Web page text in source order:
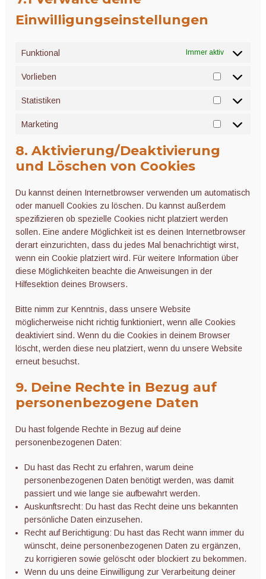
Einwilligungseinstellungen
Funktional Immer aktiv
Vorlieben
Vorlieben
Statistiken
Statistiken
Marketing
Marketing
8. Aktivierung/Deaktivierung
und Löschen von Cookies
Du kannst deinen Internetbrowser verwenden um automatisch
oder manuell Cookies zu löschen. Du kannst außerdem
spezifizieren ob spezielle Cookies nicht platziert werden
sollen. Eine andere Möglichkeit ist es deinen Internetbrowser
derart einzurichten, dass du jedes Mal benachrichtigt wirst,
wenn ein Cookie platziert wird. Für weitere Information über
diese Möglichkeiten beachte die Anweisungen in der
Hilfesektion deines Browsers.
Bitte nimm zur Kenntnis, dass unsere Website
möglicherweise nicht richtig funktioniert, wenn alle Cookies
deaktiviert sind. Wenn du die Cookies in deinem Browser
löscht, werden diese neu platziert, wenn du unsere Website
erneut besuchst.
9. Deine Rechte in Bezug auf
personenbezogene Daten
Du hast folgende Rechte in Bezug auf deine
personenbezogenen Daten:
Du hast das Recht zu erfahren, warum deine
personenbezogenen Daten benötigt werden, was damit
passiert und wie lange sie aufbewahrt werden.
Auskunftsrecht: Du hast das Recht deine uns bekannten
persönliche Daten einzusehen.
Recht auf Berichtigung: Du hast das Recht wann immer du
wünscht, deine personenbezogenen Daten zu ergänzen,
zu korrigieren sowie gelöscht oder blockiert zu bekommen.
Wenn du uns deine Einwilligung zur Verarbeitung deiner